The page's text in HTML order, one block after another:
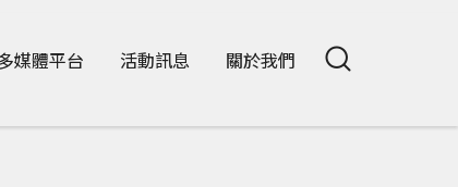
媒體平台 活動訊息 關於我們